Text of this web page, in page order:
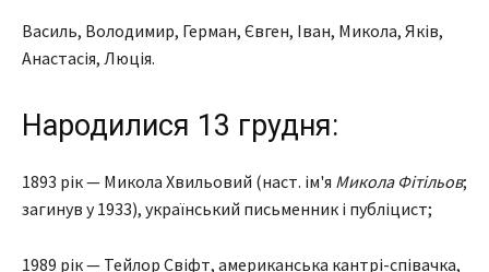
Василь, Володимир, Герман, Євген, Іван, Микола, Яків,
Анастасія, Люція.
Народилися 13 грудня:
1893 рік — Микола Хвильовий (наст. ім'я Микола Фітільов;
загинув у 1933), український письменник і публіцист;
1989 рік — Тейлор Свіфт, американська кантрі-співачка,